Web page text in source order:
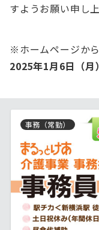
すようお願い申し上
※ホームページか
2025年1月6日（月）
事務（常勤）